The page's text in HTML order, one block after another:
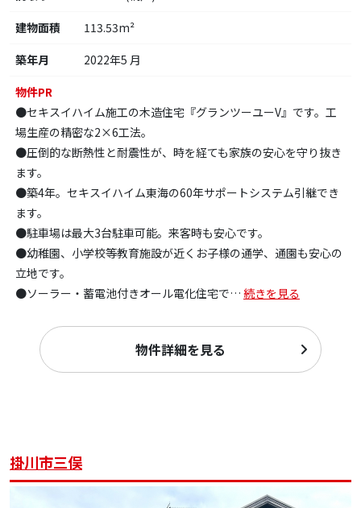
建物面積
113.53m²
築年月
2022年5 月
物件PR
●セキスイハイム施工の木造住宅『グランツーユーV』です。工
場生産の精密な2×6工法。
●圧倒的な断熱性と耐震性が、時を経ても家族の安心を守り抜き
ます。
●築4年。セキスイハイム東海の60年サポートシステム引継でき
ます。
●駐車場は最大3台駐車可能。来客時も安心です。
●幼稚園、小学校等教育施設が近くお子様の通学、通園も安心の
立地です。
●ソーラー・蓄電池付きオール電化住宅で… 続きを見る
物件詳細を見る
掛川市三俣